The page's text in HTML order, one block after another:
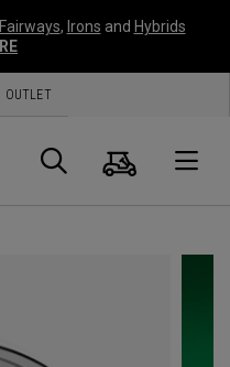
Fairways, Irons and Hybrids
OUTLET
Suche